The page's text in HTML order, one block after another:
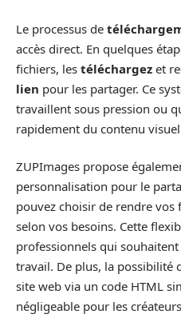
Le processus de
accès direct. En quelques
fichiers, les téléchargez et
lien pour les partager. Ce
travaillent sous pression ou
rapidement du contenu
ZUPImages propose
personnalisation pour le
pouvez choisir de rendre vos
selon vos besoins. Cette
professionnels qui
travail. De plus, la possibilité
site web via un code HTML
négligeable pour les